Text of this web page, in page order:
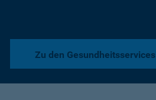
Zu den Gesundheitsservices